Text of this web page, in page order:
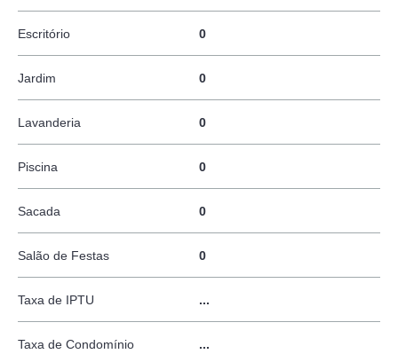
Escritório 0
Jardim 0
Lavanderia 0
Piscina 0
Sacada 0
Salão de Festas 0
Taxa de IPTU ...
Taxa de Condomínio ...